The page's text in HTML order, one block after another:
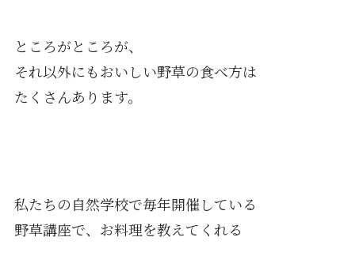
ところがところが、
それ以外にもおいしい野草の食べ方は
たくさんあります。
私たちの自然学校で毎年開催している
野草講座で、お料理を教えてくれる